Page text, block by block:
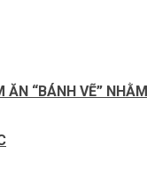
“BÁNH VẼ”